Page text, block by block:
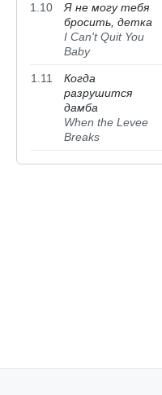
1.10
Я не могу тебя
бросить, детка
I Can't Quit You
Baby
1.11
Когда
разрушится
дамба
When the Levee
Breaks